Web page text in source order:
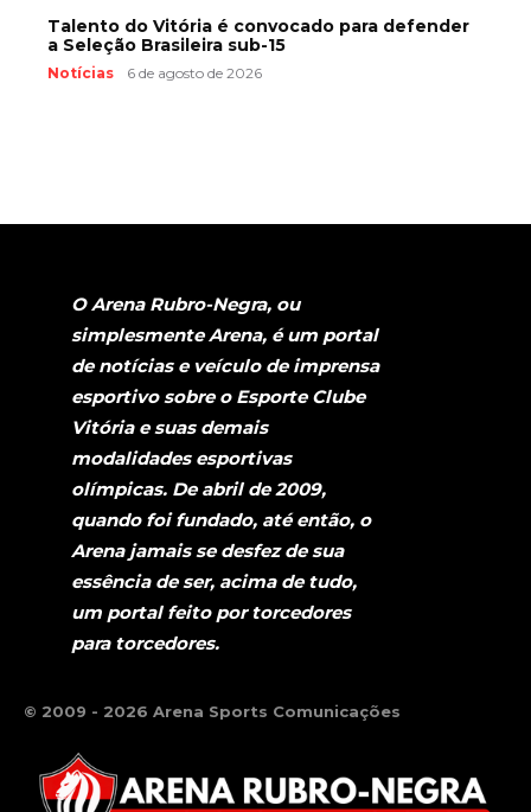
Talento do Vitória é convocado para defender
a Seleção Brasileira sub-15
Notícias 6 de agosto de 2026
O Arena Rubro-Negra, ou
simplesmente Arena, é um portal
de notícias e veículo de imprensa
esportivo sobre o Esporte Clube
Vitória e suas demais
modalidades esportivas
olímpicas. De abril de 2009,
quando foi fundado, até então, o
Arena jamais se desfez de sua
essência de ser, acima de tudo,
um portal feito por torcedores
para torcedores.
© 2009 - 2026 Arena Sports Comunicações